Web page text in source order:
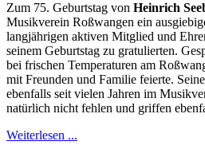
Zum 75. Geburtstag von Heinrich
Musikverein Roßwangen ein
langjährigen aktiven Mitglied und
seinem Geburtstag zu gratulierten.
bei frischen Temperaturen am
mit Freunden und Familie feierte.
ebenfalls seit vielen Jahren im
natürlich nicht fehlen und griffen
Weiterlesen ...